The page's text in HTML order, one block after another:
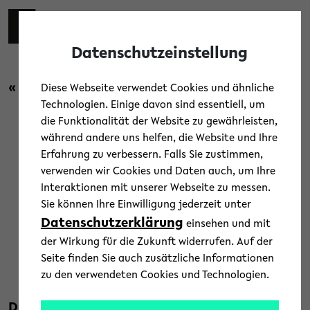
Skip to main content
« Zurück zur Übersicht
Campus
Think Tank für OWL als
Katalysator für
Forschungskooperationen
26. April 2021
Text: Universität Bielefeld
Datenschutzeinstellung
Diese Webseite verwendet Cookies und ähnliche
Technologien. Einige davon sind essentiell, um
die Funktionalität der Website zu gewährleisten,
während andere uns helfen, die Website und Ihre
Erfahrung zu verbessern. Falls Sie zustimmen,
verwenden wir Cookies und Daten auch, um Ihre
Interaktionen mit unserer Webseite zu messen.
Sie können Ihre Einwilligung jederzeit unter
Datenschutzerklärung einsehen und mit
der Wirkung für die Zukunft widerrufen. Auf der
Seite finden Sie auch zusätzliche Informationen
zu den verwendeten Cookies und Technologien.